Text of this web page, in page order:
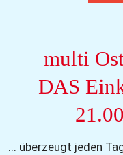
multi
DAS
... überzeugt jeden